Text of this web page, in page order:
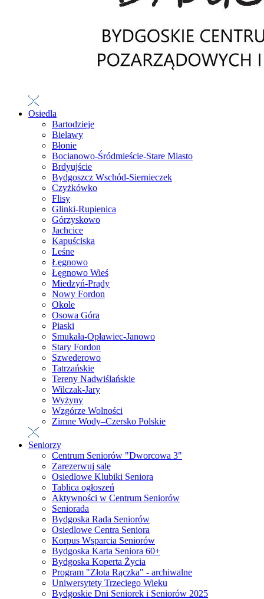
Osiedla
Bartodzieje
Bielawy
Błonie
Bocianowo-Śródmieście-Stare Miasto
Brdyujście
Bydgoszcz Wschód-Siernieczek
Czyżkówko
Flisy
Glinki-Rupienica
Górzyskowo
Jachcice
Kapuściska
Leśne
Łęgnowo
Łęgnowo Wieś
Miedzyń-Prądy
Nowy Fordon
Okole
Osowa Góra
Piaski
Smukała-Opławiec-Janowo
Stary Fordon
Szwederowo
Tatrzańskie
Tereny Nadwiślańskie
Wilczak-Jary
Wyżyny
Wzgórze Wolności
Zimne Wody–Czersko Polskie
Seniorzy
Centrum Seniorów "Dworcowa 3"
Zarezerwuj salę
Osiedlowe Klubiki Seniora
Tablica ogłoszeń
Aktywności w Centrum Seniorów
Seniorada
Bydgoska Rada Seniorów
Osiedlowe Centra Seniora
Korpus Wsparcia Seniorów
Bydgoska Karta Seniora 60+
Bydgoska Koperta Życia
Program "Złota Rączka" - archiwalne
Uniwersytety Trzeciego Wieku
Bydgoskie Dni Seniorek i Seniorów 2025